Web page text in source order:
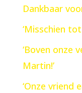
Dankbaar
‘Misschien
‘Boven onze
Martin!’
‘Onze vriend